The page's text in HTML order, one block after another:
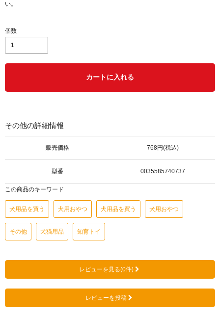
い。
個数
カートに入れる
その他の詳細情報
販売価格 768円(税込)
型番 0035585740737
この商品のキーワード
犬用品を買う 犬用おやつ 犬用品を買う 犬用おやつ
その他 犬猫用品 知育トイ
レビューを見る(0件)
レビューを投稿